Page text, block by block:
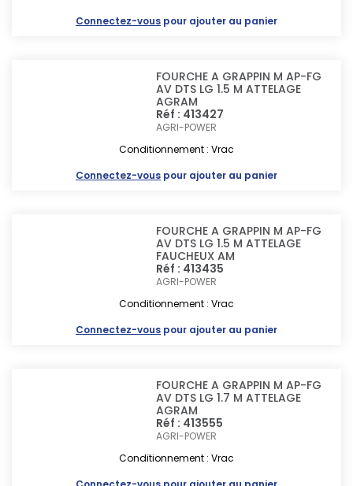
Connectez-vous pour ajouter au panier
FOURCHE A GRAPPIN M AP-FG
AV DTS LG 1.5 M ATTELAGE
AGRAM
Réf : 413427
AGRI-POWER
Conditionnement : Vrac
Connectez-vous pour ajouter au panier
FOURCHE A GRAPPIN M AP-FG
AV DTS LG 1.5 M ATTELAGE
FAUCHEUX AM
Réf : 413435
AGRI-POWER
Conditionnement : Vrac
Connectez-vous pour ajouter au panier
FOURCHE A GRAPPIN M AP-FG
AV DTS LG 1.7 M ATTELAGE
AGRAM
Réf : 413555
AGRI-POWER
Conditionnement : Vrac